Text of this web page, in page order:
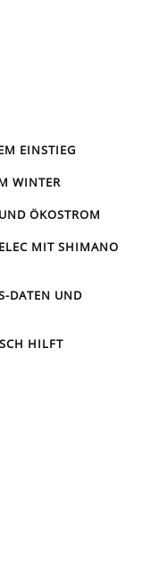
EINSTIEG
WINTER
ÖKOSTROM
MIT SHIMANO
DATEN UND
HILFT